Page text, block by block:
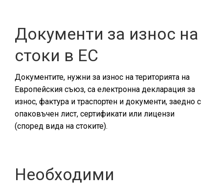
Документи за износ на
стоки в ЕС
Документите, нужни за износ на територията на
Европейския съюз, са електронна декларация за
износ, фактура и траспортен и документи, заедно с
опаковъчен лист, сертификати или лицензи
(според вида на стоките).
Необходими